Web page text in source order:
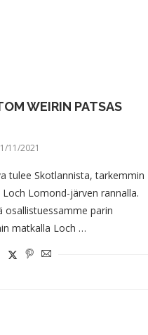
WEIRIN PATSAS
11/2021
tulee Skotlannista, tarkemmin
Lomond-järven rannalla.
osallistuessamme parin
matkalla Loch …